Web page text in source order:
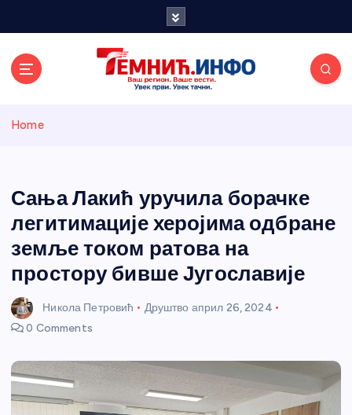
и портал
Home
Сања Лакић уручила борачке
легитимације херојима одбране
земље током ратова на
простору бивше Југославије
Никола Петровић Друштво април 26, 2024
0 Comments